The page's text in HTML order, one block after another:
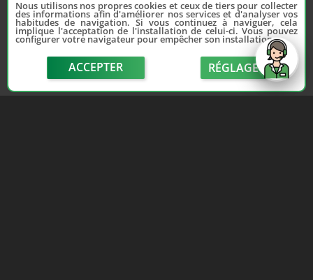
Nous utilisons nos propres cookies et ceux de tiers pour collecter
des informations afin d'améliorer nos services et d'analyser vos
habitudes de navigation. Si vous continuez à naviguer, cela
implique l'acceptation de l'installation de celui-ci. Vous pouvez
configurer votre navigateur pour empêcher son installation.
ACCEPTER RÉGLAGE